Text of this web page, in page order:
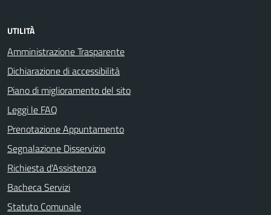
UTILITÀ
Amministrazione Trasparente
Dichiarazione di accessibilità
Piano di miglioramento del sito
Leggi le FAQ
Prenotazione Appuntamento
Segnalazione Disservizio
Richiesta d'Assistenza
Bacheca Servizi
Statuto Comunale